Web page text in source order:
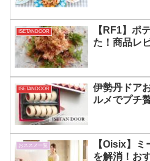
ISETANDOOR
【RF1】ポ
た！商品レ
ISETANDOOR
伊勢丹ドア
ルメでプチ
おススメ一覧
【Oisix】
を解消！お